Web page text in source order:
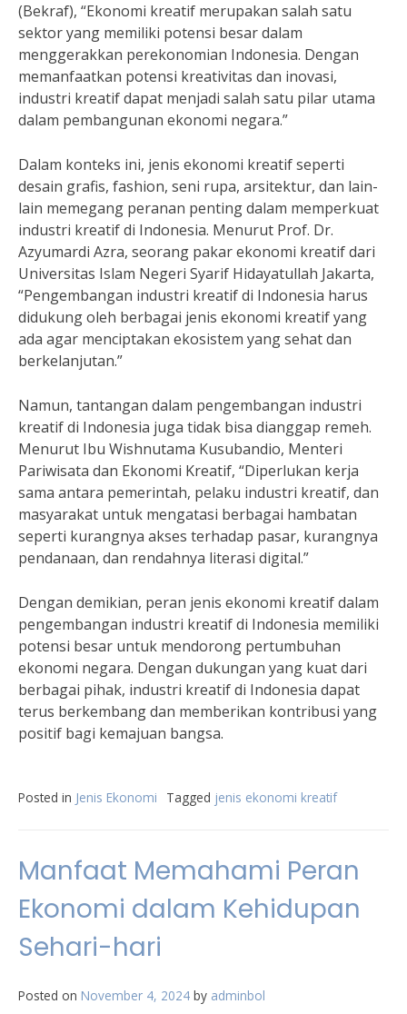
(Bekraf), “Ekonomi kreatif merupakan salah satu
sektor yang memiliki potensi besar dalam
menggerakkan perekonomian Indonesia. Dengan
memanfaatkan potensi kreativitas dan inovasi,
industri kreatif dapat menjadi salah satu pilar utama
dalam pembangunan ekonomi negara.”
Dalam konteks ini, jenis ekonomi kreatif seperti
desain grafis, fashion, seni rupa, arsitektur, dan lain-
lain memegang peranan penting dalam memperkuat
industri kreatif di Indonesia. Menurut Prof. Dr.
Azyumardi Azra, seorang pakar ekonomi kreatif dari
Universitas Islam Negeri Syarif Hidayatullah Jakarta,
“Pengembangan industri kreatif di Indonesia harus
didukung oleh berbagai jenis ekonomi kreatif yang
ada agar menciptakan ekosistem yang sehat dan
berkelanjutan.”
Namun, tantangan dalam pengembangan industri
kreatif di Indonesia juga tidak bisa dianggap remeh.
Menurut Ibu Wishnutama Kusubandio, Menteri
Pariwisata dan Ekonomi Kreatif, “Diperlukan kerja
sama antara pemerintah, pelaku industri kreatif, dan
masyarakat untuk mengatasi berbagai hambatan
seperti kurangnya akses terhadap pasar, kurangnya
pendanaan, dan rendahnya literasi digital.”
Dengan demikian, peran jenis ekonomi kreatif dalam
pengembangan industri kreatif di Indonesia memiliki
potensi besar untuk mendorong pertumbuhan
ekonomi negara. Dengan dukungan yang kuat dari
berbagai pihak, industri kreatif di Indonesia dapat
terus berkembang dan memberikan kontribusi yang
positif bagi kemajuan bangsa.
Posted in Jenis Ekonomi Tagged jenis ekonomi kreatif
Manfaat Memahami Peran
Ekonomi dalam Kehidupan
Sehari-hari
Posted on November 4, 2024 by adminbol